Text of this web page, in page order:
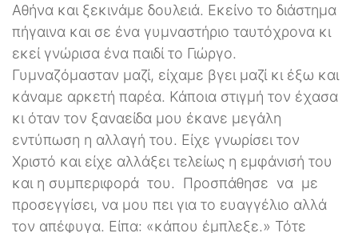
Αθήνα και ξεκινάμε δουλειά. Εκείνο το διάστημα
πήγαινα και σε ένα γυμναστήριο ταυτόχρονα κι
εκεί γνώρισα ένα παιδί το Γιώργο.
Γυμναζόμασταν μαζί, είχαμε βγει μαζί κι έξω και
κάναμε αρκετή παρέα. Κάποια στιγμή τον έχασα
κι όταν τον ξαναείδα μου έκανε μεγάλη
εντύπωση η αλλαγή του. Είχε γνωρίσει τον
Χριστό και είχε αλλάξει τελείως η εμφάνισή του
και η συμπεριφορά του. Προσπάθησε να με
προσεγγίσει, να μου πει για το ευαγγέλιο αλλά
τον απέφυγα. Είπα: «κάπου έμπλεξε.» Τότε